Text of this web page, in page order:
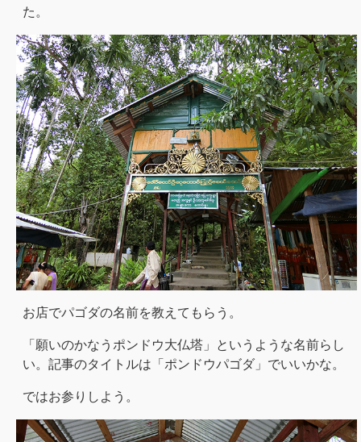
た。
お店でパゴダの名前を教えてもらう。
「願いのかなうポンドウ大仏塔」というような名前らし
い。記事のタイトルは「ポンドウパゴダ」でいいかな。
ではお参りしよう。